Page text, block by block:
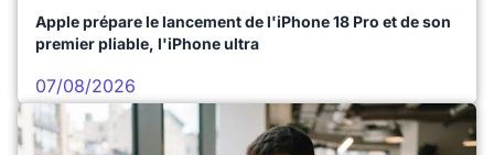
Apple prépare le lancement de l'iPhone 18 Pro et de son
premier pliable, l'iPhone ultra
07/08/2026